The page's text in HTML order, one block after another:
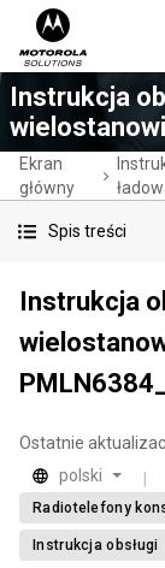
Instrukcja
Ekran
główny
Spis treści
Instrukcja
Ostatnie
polski
Radiotelefony
Instrukcja obsługi